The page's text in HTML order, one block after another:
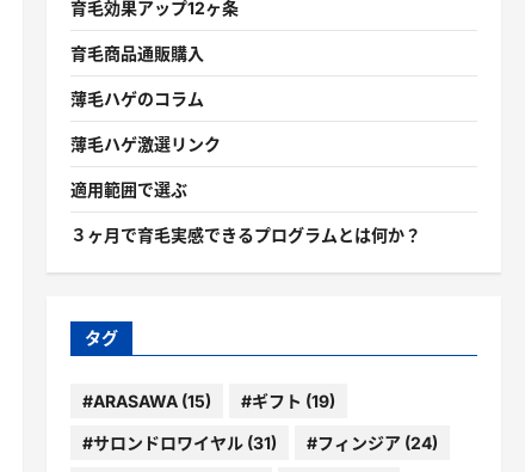
育毛効果アップ12ヶ条
育毛商品通販購入
薄毛ハゲのコラム
薄毛ハゲ激選リンク
適用範囲で選ぶ
３ヶ月で育毛実感できるプログラムとは何か？
タグ
#ARASAWA(15) #ギフト (19)
#サロンドロワイヤル(31) #フィンジア(24)